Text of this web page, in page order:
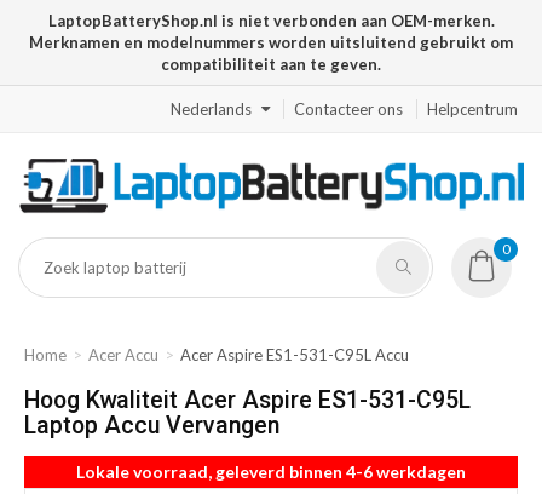
LaptopBatteryShop.nl is niet verbonden aan OEM-merken.
Merknamen en modelnummers worden uitsluitend gebruikt om
compatibiliteit aan te geven.
Nederlands Contacteer ons Helpcentrum
0
Home Acer Accu Acer Aspire ES1-531-C95L Accu
Hoog Kwaliteit Acer Aspire ES1-531-C95L
Laptop Accu Vervangen
Lokale voorraad, geleverd binnen 4-6 werkdagen